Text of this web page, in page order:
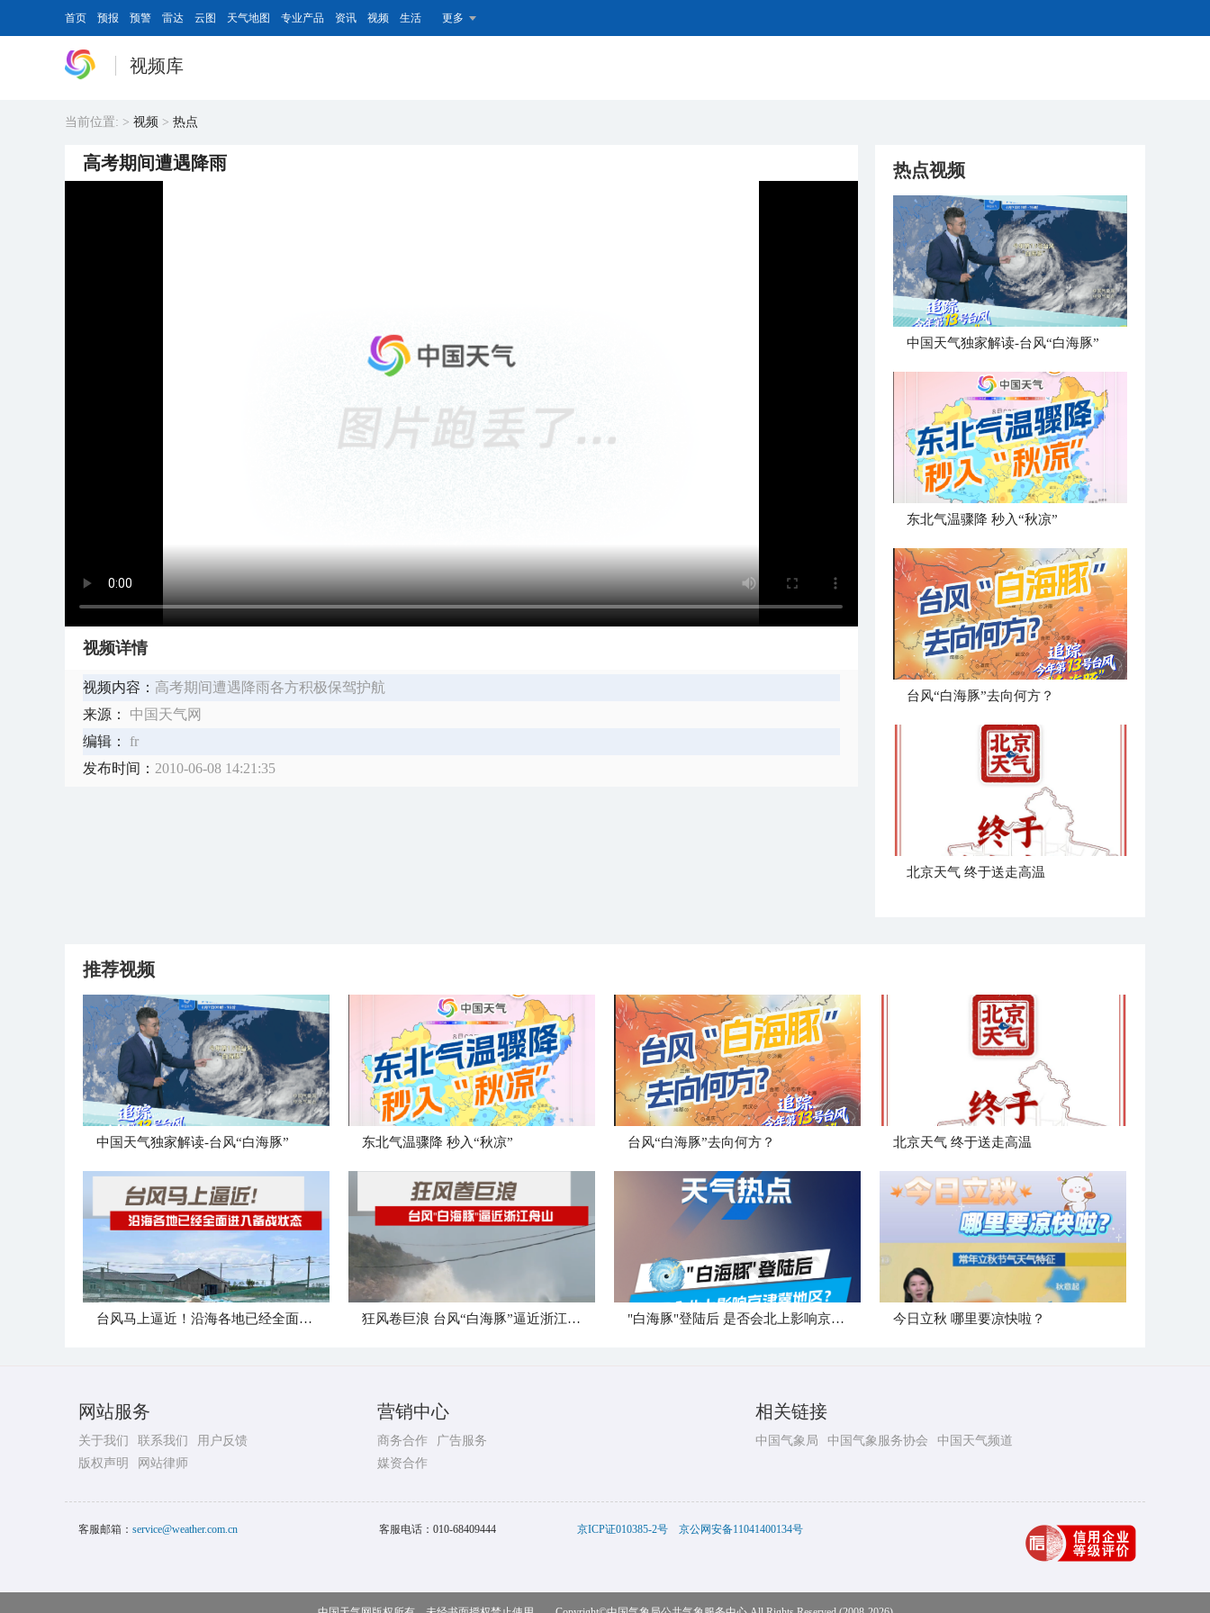
首页 预报 预警 雷达 云图 天气地图 专业产品 资讯 视频 生活 更多
视频库
当前位置: > 视频 > 热点
高考期间遭遇降雨
视频详情
视频内容： 高考期间遭遇降雨各方积极保驾护航
来源：
中国天气网
编辑：
fr
发布时间： 2010-06-08 14:21:35
热点视频
中国天气独家解读-台风“白海豚”
东北气温骤降 秒入“秋凉”
台风“白海豚”去向何方？
北京天气 终于送走高温
推荐视频
中国天气独家解读-台风“白海豚” 东北气温骤降 秒入“秋凉” 台风“白海豚”去向何方？ 北京天气 终于送走高温
台风马上逼近！沿海各地已经全面进入备战状态 狂风卷巨浪 台风“白海豚”逼近浙江舟山 "白海豚"登陆后 是否会北上影响京津冀地区？ 今日立秋 哪里要凉快啦？
网站服务
关于我们 联系我们
用户反馈
版权声明
网站律师
营销中心
商务合作
广告服务
媒资合作
相关链接
中国气象局 中国气象服务协会 中国天气频道
客服邮箱： service@weather.com.cn 客服电话： 010-68409444 京ICP证010385-2号 京公网安备11041400134号